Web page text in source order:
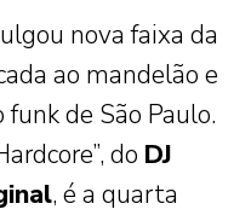
nova faixa da
ao mandelão e
de São Paulo.
do DJ
, é a quarta